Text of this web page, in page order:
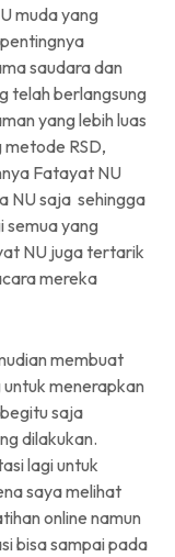
muda yang
saudara dan
telah berlangsung
yang lebih luas
RSD,
Fatayat NU
NU saja sehingga
semua yang
NU juga tertarik
mereka
membuat
menerapkan
saja
dilakukan.
lagi untuk
saya melihat
online namun
bisa sampai pada